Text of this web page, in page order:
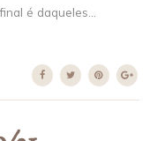
é daqueles...